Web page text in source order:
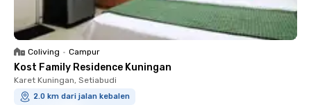
Coliving • Campur
Kost Family Residence Kuningan
Karet Kuningan, Setiabudi
2.0 km dari jalan kebalen